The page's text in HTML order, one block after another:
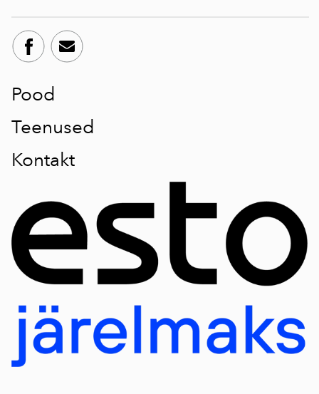
Pood
Teenused
Kontakt